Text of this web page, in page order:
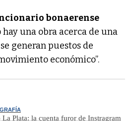
bonaerense
hay una obra acerca de una
generan puestos de
económico”.
Plata: la cuenta furor de Instragram